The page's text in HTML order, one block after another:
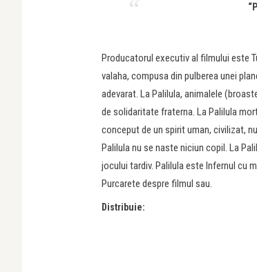
Producatorul executiv al filmului este
valaha, compusa din pulberea unei
adevarat. La Palilula, animalele
de solidaritate fraterna. La Palilula
conceput de un spirit uman, civilizat,
Palilula nu se naste niciun copil. La
jocului tardiv. Palilula este Infernul cu
Purcarete despre filmul sau.
Distribuie: